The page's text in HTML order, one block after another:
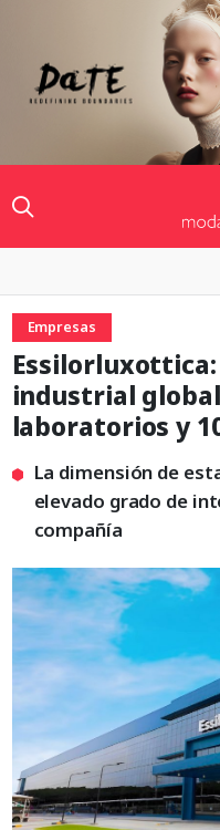
Empresas
industrial
laboratorios y
La dimensión de
elevado grado de
compañía